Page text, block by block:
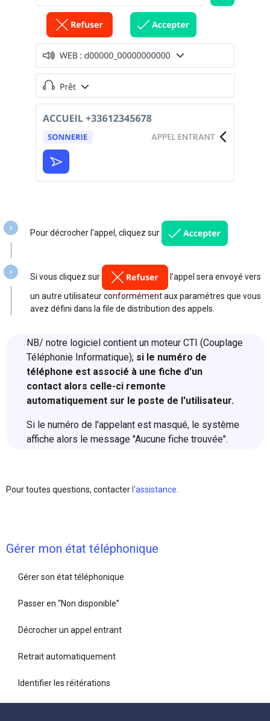
Pour décrocher l'appel, cliquez sur
Si vous cliquez sur l'appel sera envoyé vers
un autre utilisateur conformément aux paramétres que vous
avez défini dans la file de distribution des appels.
NB/ notre logiciel contient un moteur CTI (Couplage
Téléphonie Informatique); si le numéro de
téléphone est associé à une fiche d'un
contact alors celle-ci remonte
automatiquement sur le poste de l'utilisateur.
Si le numéro de l'appelant est masqué, le système
affiche alors le message "Aucune fiche trouvée".
Pour toutes questions, contacter l'assistance
Gérer mon état téléphonique
Gérer son état téléphonique
Passer en “Non disponible”
Décrocher un appel entrant
Retrait automatiquement
Identifier les réitérations